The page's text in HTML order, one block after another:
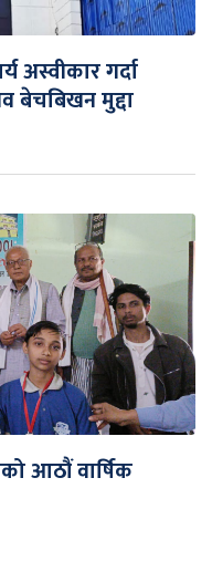
अस्वीकार गर्दा
बेचबिखन मुद्दा
आठौं वार्षिक